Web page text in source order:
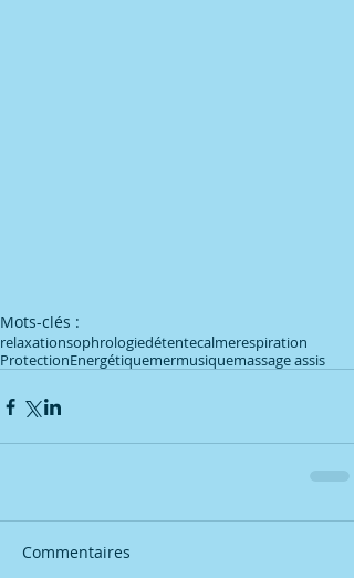
Mots-clés :
relaxationsophrologiedétentecalmerespiration
ProtectionEnergétiquemermusiquemassage assis
Commentaires